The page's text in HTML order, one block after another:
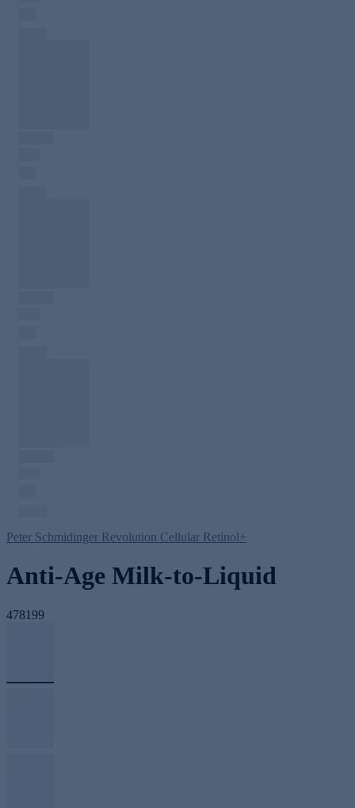
Peter Schmidinger Revolution Cellular Retinol+
Anti-Age Milk-to-Liquid
478199